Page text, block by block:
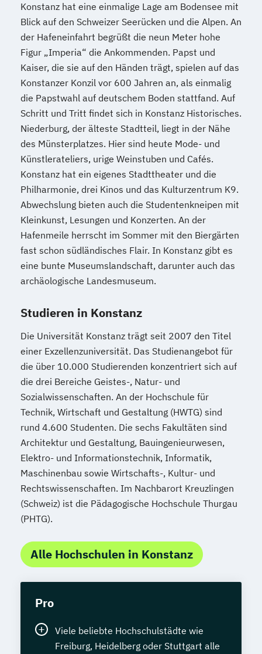
Konstanz hat eine einmalige Lage am Bodensee mit
Blick auf den Schweizer Seerücken und die Alpen. An
der Hafeneinfahrt begrüßt die neun Meter hohe
Figur „Imperia“ die Ankommenden. Papst und
Kaiser, die sie auf den Händen trägt, spielen auf das
Konstanzer Konzil vor 600 Jahren an, als einmalig
die Papstwahl auf deutschem Boden stattfand. Auf
Schritt und Tritt findet sich in Konstanz Historisches.
Niederburg, der älteste Stadtteil, liegt in der Nähe
des Münsterplatzes. Hier sind heute Mode- und
Künstlerateliers, urige Weinstuben und Cafés.
Konstanz hat ein eigenes Stadttheater und die
Philharmonie, drei Kinos und das Kulturzentrum K9.
Abwechslung bieten auch die Studentenkneipen mit
Kleinkunst, Lesungen und Konzerten. An der
Hafenmeile herrscht im Sommer mit den Biergärten
fast schon südländisches Flair. In Konstanz gibt es
eine bunte Museumslandschaft, darunter auch das
archäologische Landesmuseum.
Studieren in Konstanz
Die Universität Konstanz trägt seit 2007 den Titel
einer Exzellenzuniversität. Das Studienangebot für
die über 10.000 Studierenden konzentriert sich auf
die drei Bereiche Geistes-, Natur- und
Sozialwissenschaften. An der Hochschule für
Technik, Wirtschaft und Gestaltung (HWTG) sind
rund 4.600 Studenten. Die sechs Fakultäten sind
Architektur und Gestaltung, Bauingenieurwesen,
Elektro- und Informationstechnik, Informatik,
Maschinenbau sowie Wirtschafts-, Kultur- und
Rechtswissenschaften. Im Nachbarort Kreuzlingen
(Schweiz) ist die Pädagogische Hochschule Thurgau
(PHTG).
Alle Hochschulen in Konstanz
Pro
Viele beliebte Hochschulstädte wie
Freiburg, Heidelberg oder Stuttgart alle